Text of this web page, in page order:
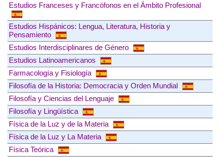
Estudios Franceses y Francófonos en el Ámbito Profesional
Estudios Hispánicos: Lengua, Literatura, Historia y
Pensamiento
Estudios Interdisciplinares de Género
Estudios Latinoamericanos
Farmacología y Fisiología
Filosofía de la Historia: Democracia y Orden Mundial
Filosofía y Ciencias del Lenguaje
Filosofía y Lingüística
Física de la Luz y de la Materia
Física de la Luz y La Materia
Física Teórica